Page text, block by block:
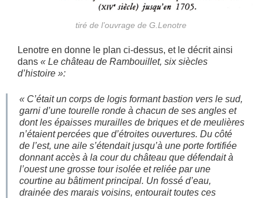
tiré de l’ouvrage de G.Lenotre
Lenotre en donne le plan ci-dessus, et le décrit ainsi
dans « Le château de Rambouillet, six siècles
d’histoire »:
« C’était un corps de logis formant bastion vers le sud,
garni d’une tourelle ronde à chacun de ses angles et
dont les épaisses murailles de briques et de meulières
n’étaient percées que d’étroites ouvertures. Du côté
de l’est, une aile s’étendait jusqu’à une porte fortifiée
donnant accès à la cour du château que défendait à
l’ouest une grosse tour isolée et reliée par une
courtine au bâtiment principal. Un fossé d’eau,
drainée des marais voisins, entourait toutes ces